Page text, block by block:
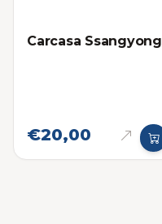
Carcasa Ssangyong
€20,00